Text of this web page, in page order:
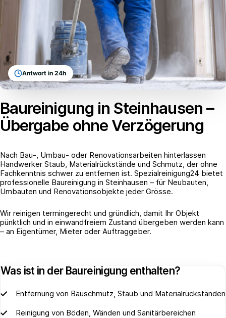
Antwort in 24h
Baureinigung in Steinhausen –
Übergabe ohne Verzögerung
Nach Bau-, Umbau- oder Renovationsarbeiten hinterlassen
Handwerker Staub, Materialrückstände und Schmutz, der ohne
Fachkenntnis schwer zu entfernen ist. Spezialreinigung24 bietet
professionelle Baureinigung in Steinhausen – für Neubauten,
Umbauten und Renovationsobjekte jeder Grösse.
Wir reinigen termingerecht und gründlich, damit Ihr Objekt
pünktlich und in einwandfreiem Zustand übergeben werden kann
– an Eigentümer, Mieter oder Auftraggeber.
Was ist in der Baureinigung enthalten?
Entfernung von Bauschmutz, Staub und Materialrückständen
Reinigung von Böden, Wänden und Sanitärbereichen